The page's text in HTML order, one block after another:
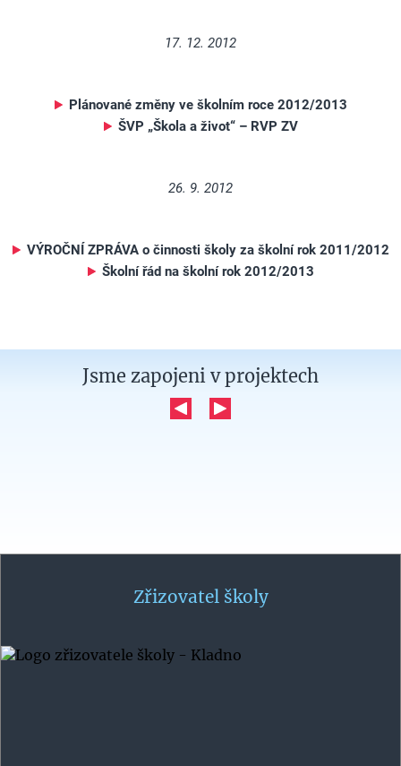
17. 12. 2012
Plánované změny ve školním roce 2012/2013
ŠVP „Škola a život“ – RVP ZV
26. 9. 2012
VÝROČNÍ ZPRÁVA o činnosti školy za školní rok 2011/2012
Školní řád na školní rok 2012/2013
Jsme zapojeni v projektech
Zřizovatel školy